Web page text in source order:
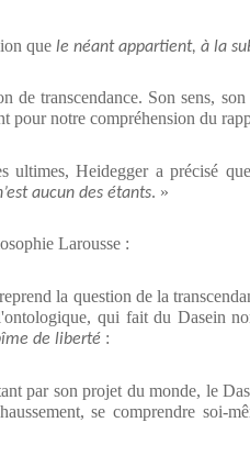
que le néant appartient, à la
de transcendance. Son sens,
pour notre compréhension du
ultimes, Heidegger a précisé
aucun des étants. »
Larousse :
la question de la
qui fait du Dasein
de liberté :
par son projet du monde, le
se comprendre soi-